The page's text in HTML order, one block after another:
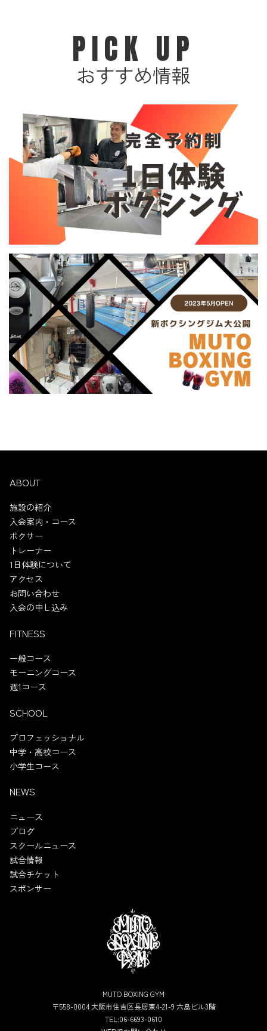
PICK UP
おすすめ情報
ABOUT
施設の紹介
入会案内・コース
ボクサー
トレーナー
1日体験について
アクセス
お問い合わせ
入会の申し込み
FITNESS
一般コース
モーニングコース
週1コース
SCHOOL
プロフェッショナル
中学・高校コース
小学生コース
NEWS
ニュース
ブログ
スクールニュース
試合情報
試合チケット
スポンサー
MUTO BOXING GYM
〒558-0004 大阪市住吉区長居東4-21-9 六島ビル3階
TEL:06-6693-0610